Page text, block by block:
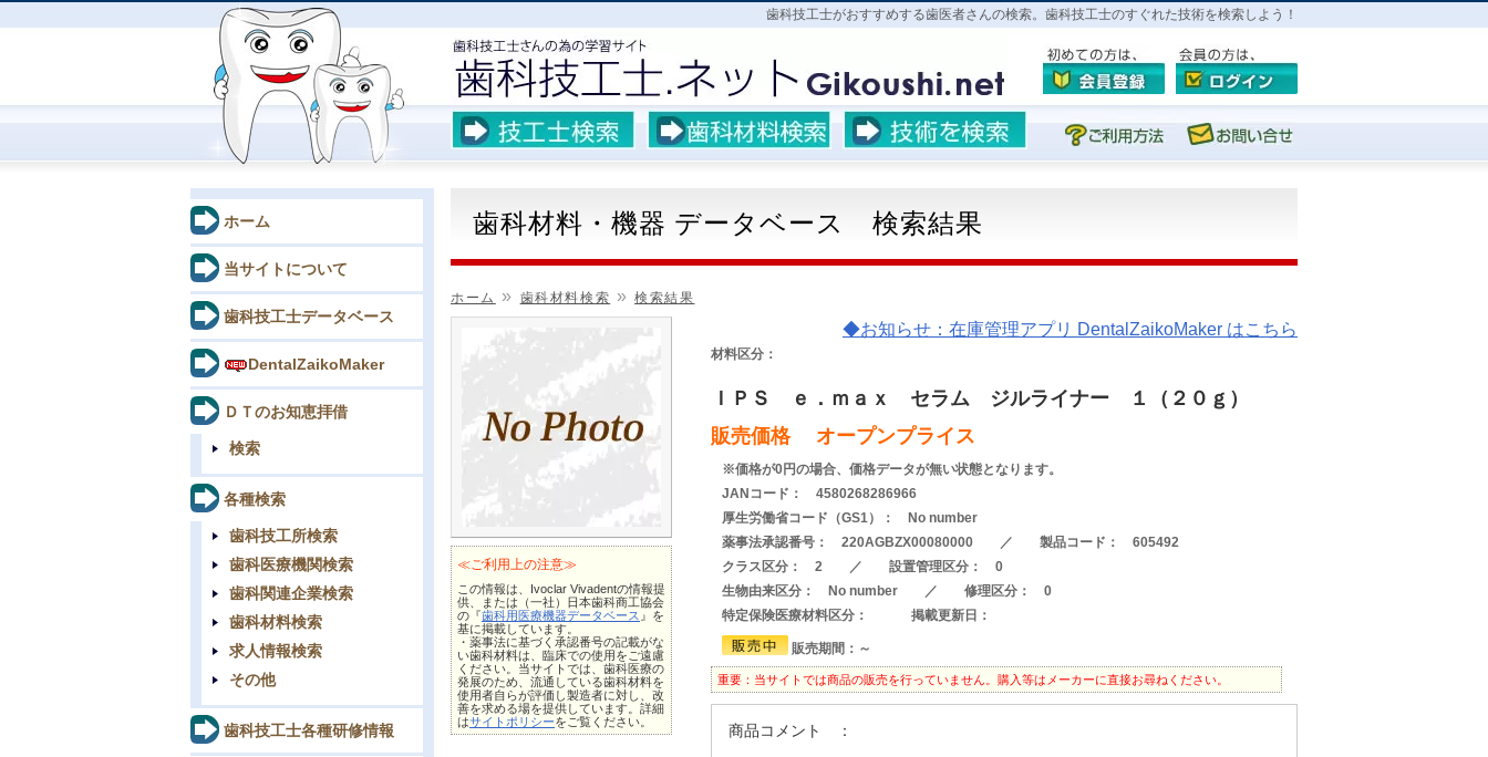
歯科技工士がおすすめする歯医者さんの検索。歯科技工士のすぐれた技術を検索しよう！
歯科材料・機器 データベース 検索結果
ホーム » 歯科材料検索 »検索結果
≪ご利用上の注意≫
この情報は、Ivoclar Vivadentの情報提
供、または（一社）日本歯科商工協会
の『歯科用医療機器データベース 』を
基に掲載しています。
・薬事法に基づく承認番号の記載がな
い歯科材料は、臨床での使用をご遠慮
ください。当サイトでは、歯科医療の
発展のため、流通している歯科材料を
使用者自らが評価し製造者に対し、改
善を求める場を提供しています。詳細
はサイトポリシーをご覧ください。
◆お知らせ：在庫管理アプリ DentalZaikoMaker はこちら
材料区分：
ＩＰＳ ｅ．ｍａｘ セラム ジルライナー １（２０ｇ）
販売価格 オープンプライス
※価格が0円の場合、価格データが無い状態となります。
JANコード： 4580268286966
厚生労働省コード（GS1）： No number
薬事法承認番号： 220AGBZX00080000 ／ 製品コード： 605492
クラス区分： 2 ／ 設置管理区分： 0
生物由来区分： No number ／ 修理区分： 0
特定保険医療材料区分： 掲載更新日：
販売期間：～
重要：当サイトでは商品の販売を行っていません。購入等はメーカーに直接お尋ねください。
商品コメント ：
ホーム
当サイトについて
歯科技工士データベース
DentalZaikoMaker
ＤＴのお知恵拝借
検索
各種検索
歯科技工所検索
歯科医療機関検索
歯科関連企業検索
歯科材料検索
求人情報検索
その他
歯科技工士各種研修情報